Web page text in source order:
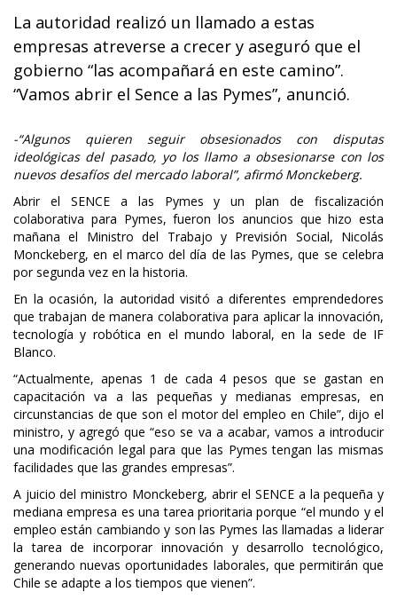
La autoridad realizó un llamado a estas
empresas atreverse a crecer y aseguró que el
gobierno “las acompañará en este camino”.
“Vamos abrir el Sence a las Pymes”, anunció.
-“Algunos quieren seguir obsesionados con disputas
ideológicas del pasado, yo los llamo a obsesionarse con los
nuevos desafíos del mercado laboral”, afirmó Monckeberg.
Abrir el SENCE a las Pymes y un plan de fiscalización
colaborativa para Pymes, fueron los anuncios que hizo esta
mañana el Ministro del Trabajo y Previsión Social, Nicolás
Monckeberg, en el marco del día de las Pymes, que se celebra
por segunda vez en la historia.
En la ocasión, la autoridad visitó a diferentes emprendedores
que trabajan de manera colaborativa para aplicar la innovación,
tecnología y robótica en el mundo laboral, en la sede de IF
Blanco.
“Actualmente, apenas 1 de cada 4 pesos que se gastan en
capacitación va a las pequeñas y medianas empresas, en
circunstancias de que son el motor del empleo en Chile”, dijo el
ministro, y agregó que “eso se va a acabar, vamos a introducir
una modificación legal para que las Pymes tengan las mismas
facilidades que las grandes empresas”.
A juicio del ministro Monckeberg, abrir el SENCE a la pequeña y
mediana empresa es una tarea prioritaria porque “el mundo y el
empleo están cambiando y son las Pymes las llamadas a liderar
la tarea de incorporar innovación y desarrollo tecnológico,
generando nuevas oportunidades laborales, que permitirán que
Chile se adapte a los tiempos que vienen”.